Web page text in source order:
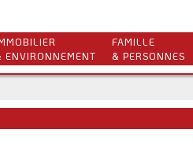
ENVIRONNEMENT
FAMILLE
& PERSONNES